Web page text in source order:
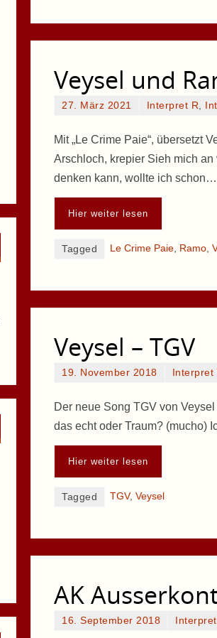
Veysel und
27. März 2021 Interpret R,
Mit „Le Crime Paie“, übersetzt
Arschloch, krepier Sieh mich
denken kann, wollte ich schon…
Hier weiter lesen
Tagged Le Crime Paie Ramo
Veysel – TGV
19. November 2018 Interpret
Der neue Song TGV von
das echt oder Traum? (mucho)
Hier weiter lesen
Tagged TGV, Veysel
AK
16. September 2018